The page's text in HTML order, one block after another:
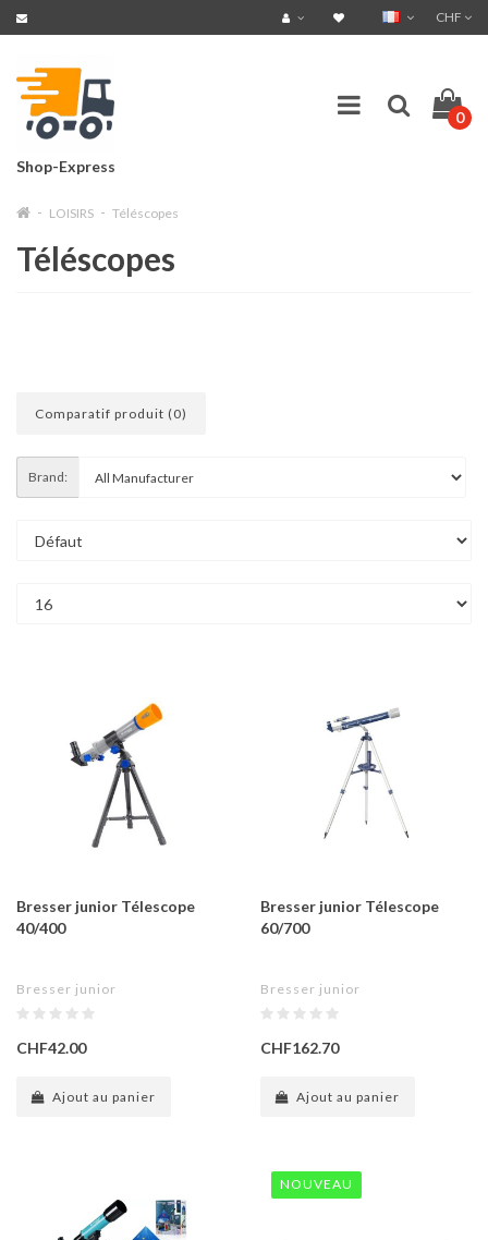
CHF
Shop-Express
0
LOISIRS Téléscopes
Téléscopes
Comparatif produit (0)
Brand:
Bresser junior Télescope
40/400
Bresser junior
CHF42.00
Ajout au panier
Bresser junior Télescope
60/700
Bresser junior
CHF162.70
Ajout au panier
NOUVEAU